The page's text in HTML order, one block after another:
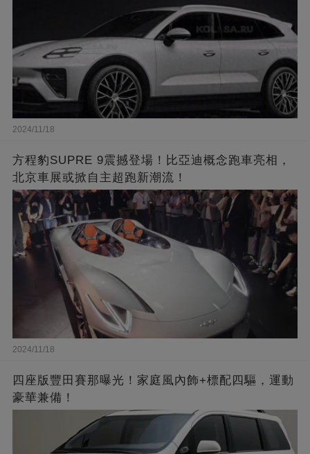
2024/11/18
方程豹SUPRE 9震撼登場！比亞迪概念跑車亮相，
北京車展或掀自主超跑新潮流！
2024/11/18
四座版豐田賽那曝光！家庭風內飾+標配四驅，運動
豪華兼備！